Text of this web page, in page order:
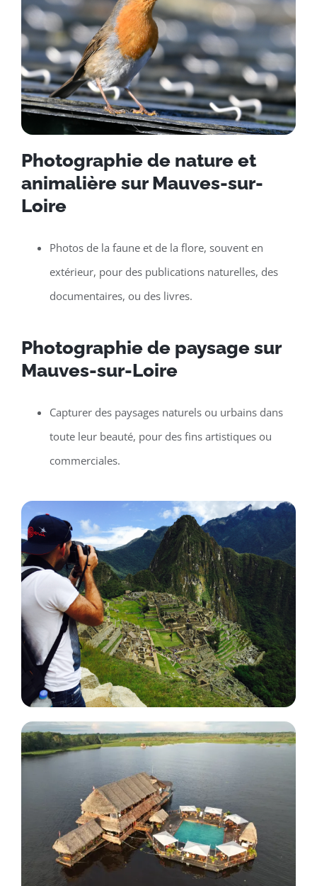
Photographie de nature et
animalière sur Mauves-sur-
Loire
Photos de la faune et de la flore, souvent en
extérieur, pour des publications naturelles, des
documentaires, ou des livres.
Photographie de paysage sur
Mauves-sur-Loire
Capturer des paysages naturels ou urbains dans
toute leur beauté, pour des fins artistiques ou
commerciales.